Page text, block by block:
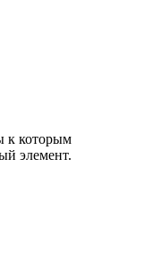
к которым
элемент.